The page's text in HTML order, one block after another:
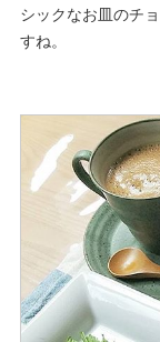
シックなお皿のチ
すね。